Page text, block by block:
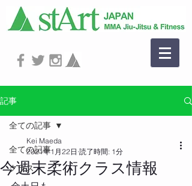
記事
全ての記事
クラス
全ての記事
今週末柔術クラス情報
Kei Maeda
2021年1月22日 読了時間: 1分